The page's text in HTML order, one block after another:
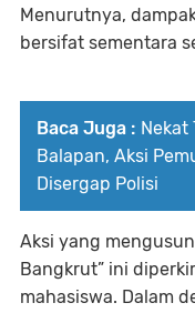
Menurutnya,
bersifat sementara
Baca Juga :
Balapan, Aksi
Disergap Polisi
Aksi yang
Bangkrut” ini
mahasiswa. Dalam